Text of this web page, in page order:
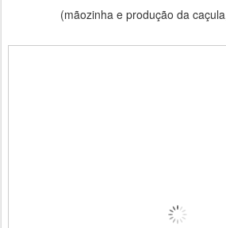
(mãozinha e produção da